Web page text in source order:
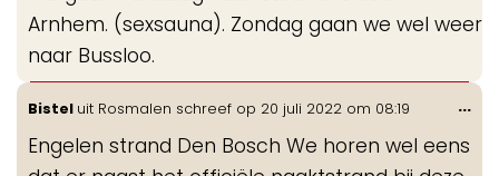
Arnhem. (sexsauna). Zondag gaan we wel weer
naar Bussloo.
Bistel uit Rosmalen schreef op 20 juli 2022 om 08:19
Engelen strand Den Bosch We horen wel eens
...